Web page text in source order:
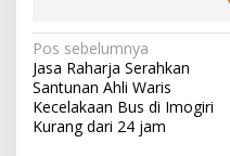
N
a
v
Pos sebelumnya
Jasa Raharja Serahkan
Santunan Ahli Waris
Kecelakaan Bus di Imogiri
Kurang dari 24 jam